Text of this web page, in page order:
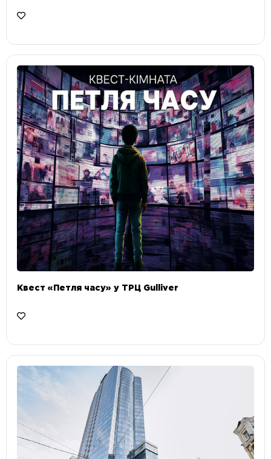
Квест «Петля часу» у ТРЦ Gulliver